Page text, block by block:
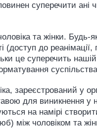
суперечити ані
та жінки. Будь-
(доступ до
це суперечить
у
для виникнення у
на намірі
між чоловіком та